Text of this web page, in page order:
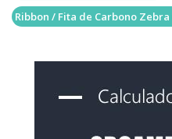
Ribbon / Fita de Carbono Zebra